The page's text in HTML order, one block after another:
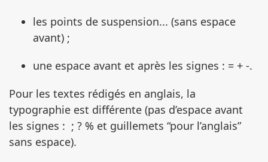
les points de suspension... (sans espace
avant) ;
une espace avant et après les signes : = + -.
Pour les textes rédigés en anglais, la
typographie est différente (pas d’espace avant
les signes : ; ? % et guillemets “pour l’anglais”
sans espace).